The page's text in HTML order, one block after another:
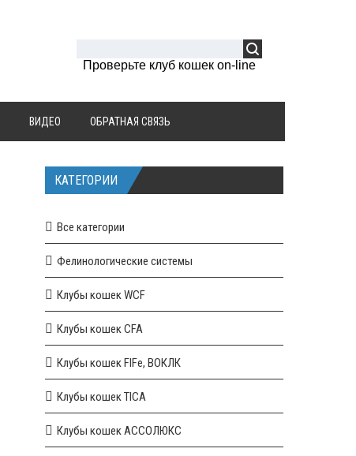
Проверьте клуб кошек on-line
ВИДЕО ОБРАТНАЯ СВЯЗЬ
КАТЕГОРИИ
Все категории
Фелинологические системы
Клубы кошек WCF
Клубы кошек CFA
Клубы кошек FIFe, ВОКЛК
Клубы кошек TICA
Клубы кошек АССОЛЮКС